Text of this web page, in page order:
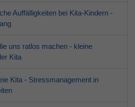
Auffälligkeiten bei Kita-Kindern -
uns ratlos machen - kleine
Kita
Kita - Stressmanagement in